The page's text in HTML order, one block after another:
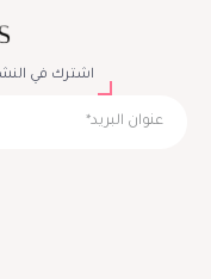
اشترك في